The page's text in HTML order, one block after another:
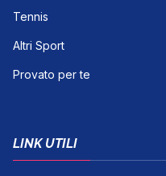
Tennis
Altri Sport
Provato per te
LINK UTILI